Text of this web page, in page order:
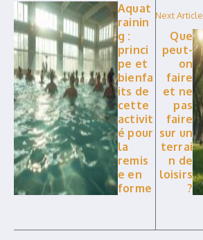
Aquat
rainin
g :
princi
pe et
bienfa
its de
cette
activit
é pour
la
remis
e en
forme
Next Article
Que
peut-
on
faire
et ne
pas
faire
sur un
terrai
n de
loisirs
?